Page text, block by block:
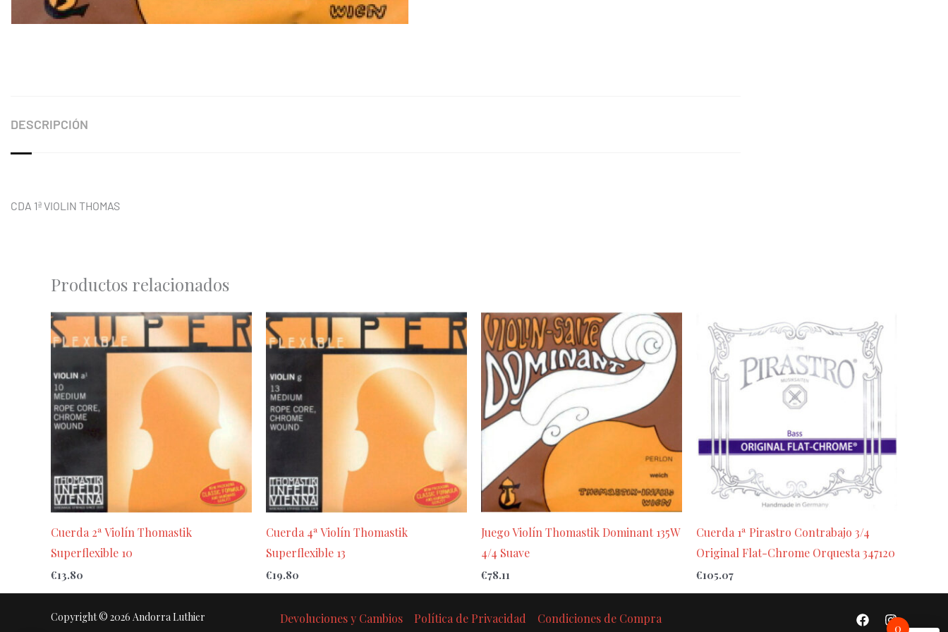
DESCRIPCIÓN
CDA 1ª VIOLIN THOMAS
Productos relacionados
Cuerda 2ª Violín Thomastik
Superflexible 10
€13.80
Cuerda 4ª Violín Thomastik
Superflexible 13
€19.80
Juego Violín Thomastik Dominant 135W
4/4 Suave
€78.11
Cuerda 1ª Pirastro Contrabajo 3/4
Original Flat-Chrome Orquesta 347120
€105.07
Copyright © 2026 Andorra Luthier Devoluciones y Cambios Política de Privacidad Condiciones de Compra
0